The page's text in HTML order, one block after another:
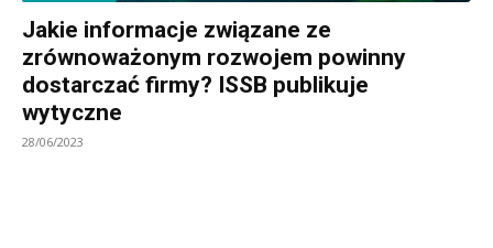
Jakie informacje związane ze
zrównoważonym rozwojem powinny
dostarczać firmy? ISSB publikuje
wytyczne
28/06/2023